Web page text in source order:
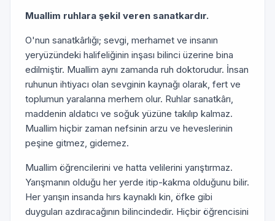
Muallim ruhlara şekil veren sanatkardır.
O'nun sanatkârlığı; sevgi, merhamet ve insanın
yeryüzündeki halifeliğinin inşası bilinci üzerine bina
edilmiştir. Muallim aynı zamanda ruh doktorudur. İnsan
ruhunun ihtiyacı olan sevginin kaynağı olarak, fert ve
toplumun yaralarına merhem olur. Ruhlar sanatkârı,
maddenin aldatıcı ve soğuk yüzüne takılıp kalmaz.
Muallim hiçbir zaman nefsinin arzu ve heveslerinin
peşine gitmez, gidemez.
Muallim öğrencilerini ve hatta velilerini yarıştırmaz.
Yarışmanın olduğu her yerde itip-kakma olduğunu bilir.
Her yarışın insanda hırs kaynaklı kin, öfke gibi
duyguları azdıracağının bilincindedir. Hiçbir öğrencisini